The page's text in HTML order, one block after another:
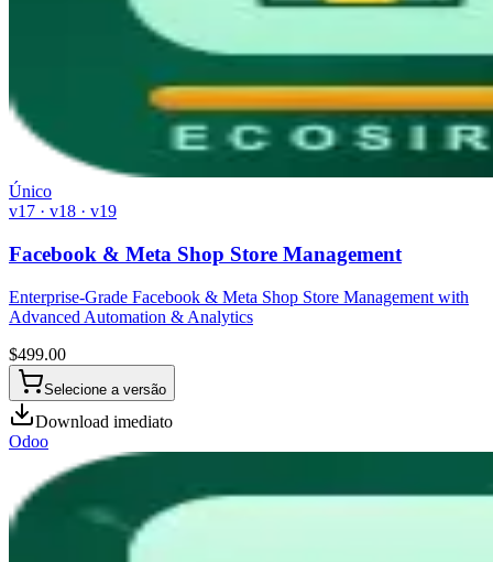
Único
v17 · v18 · v19
Facebook & Meta Shop Store Management
Enterprise-Grade Facebook & Meta Shop Store Management with
Advanced Automation & Analytics
$499.00
Selecione a versão
Download imediato
Odoo